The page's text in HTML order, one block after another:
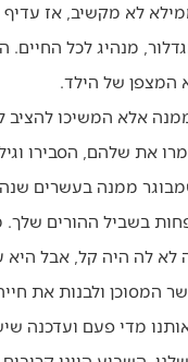
לא מקשיב, אז
מנהיג לכל החיים.
המצפן של הילד.
אלא המשיכו
את שלהם, הסבירו
ממנה בעשרים
בשביל ההורים שלך.
לה היה קל, אבל היא
ולבנות את
מדי פעם ועדכנה